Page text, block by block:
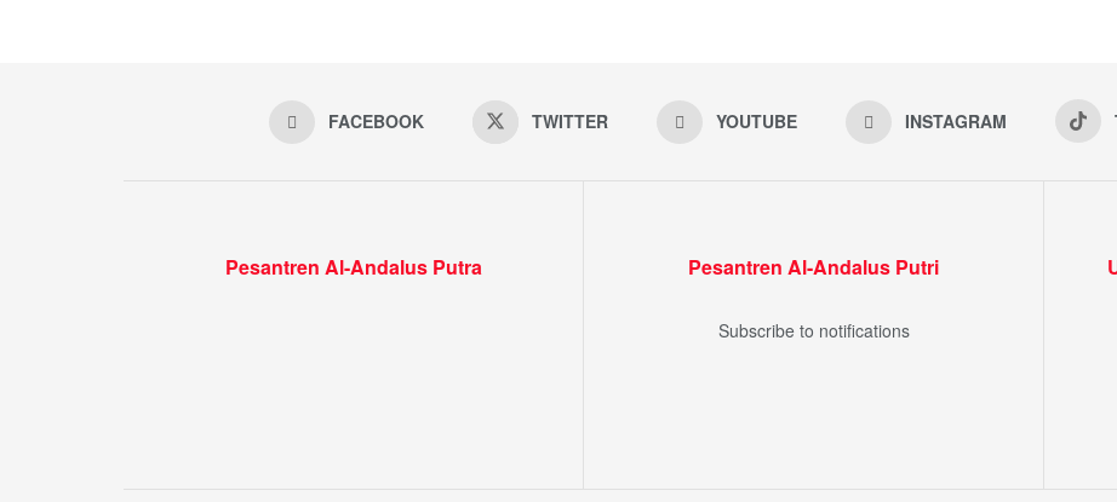
FACEBOOK TWITTER YOUTUBE INSTAGRAM
Pesantren Al-Andalus Putra Pesantren Al-Andalus Putri
Subscribe to notifications